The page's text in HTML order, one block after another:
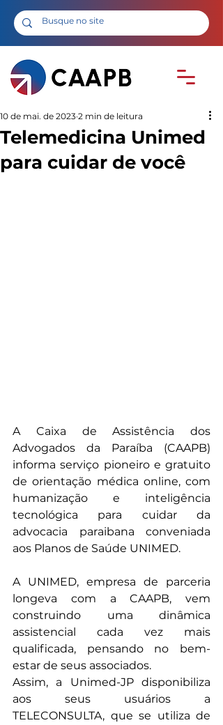
Telemedicina Unimed
para cuidar de você
10 de mai. de 2023 2 min de leitura
A Caixa de Assistência dos
Advogados da Paraíba (CAAPB)
informa serviço pioneiro e gratuito
de orientação médica online, com
humanização e inteligência
tecnológica para cuidar da
advocacia paraibana conveniada
aos Planos de Saúde UNIMED.
A UNIMED, empresa de parceria
longeva com a CAAPB, vem
construindo uma dinâmica
assistencial cada vez mais
qualificada, pensando no bem-
estar de seus associados.
Assim, a Unimed-JP disponibiliza
aos seus usuários a
TELECONSULTA, que se utiliza de